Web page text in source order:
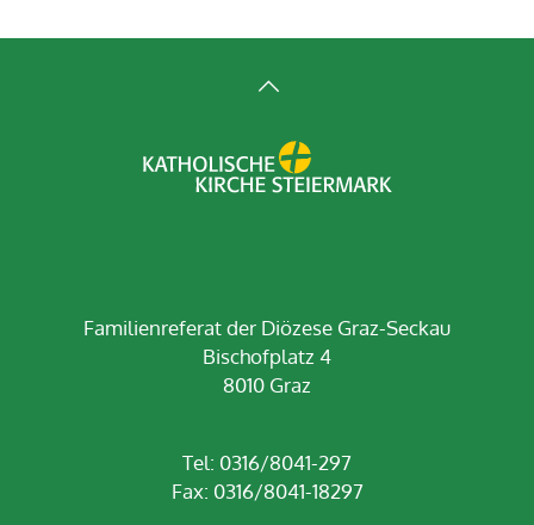
Familienreferat der Diözese Graz-Seckau
Bischofplatz 4
8010 Graz
Tel: 0316/8041-297
Fax: 0316/8041-18297